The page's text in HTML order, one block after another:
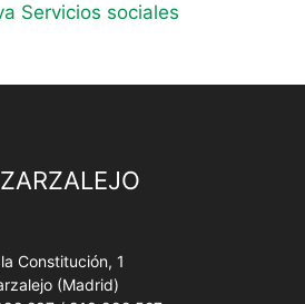
Servicios sociales
Constitución, 1
(Madrid)